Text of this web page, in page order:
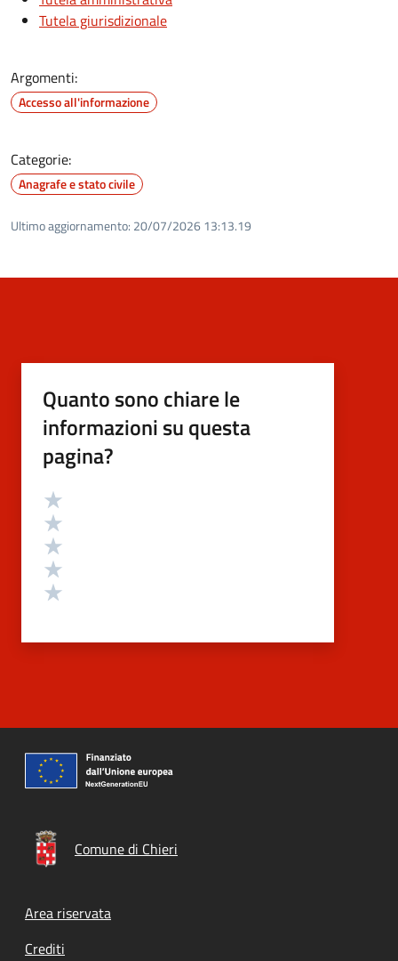
Tutela giurisdizionale
Argomenti:
Accesso all'informazione
Categorie:
Anagrafe e stato civile
Ultimo aggiornamento: 20/07/2026 13:13.19
Quanto sono chiare le
informazioni su questa
pagina?
Valutazione
Comune di Chieri
Footer menu
Area riservata
Crediti